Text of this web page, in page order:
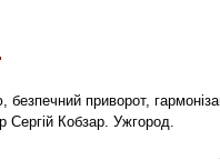
безпечний приворот,
Сергій Кобзар. Ужгород.